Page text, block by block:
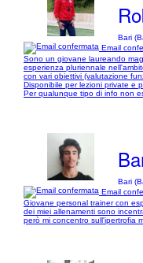
Bari
Email
Sono un giovane laureando
esperienza pluriennale
con vari obiettivi (valutazione
Disponibile per lezioni private e
Per qualunque tipo di info non
Bari
Email
Giovane personal trainer con
dei miei allenamenti sono
però mi concentro sull'ipertrofia